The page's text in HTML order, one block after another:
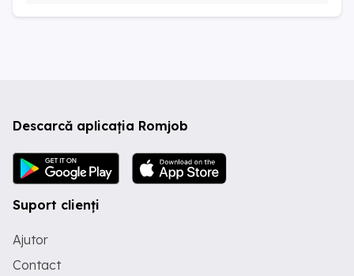
Descarcă aplicația Romjob
Suport clienți
Ajutor
Contact